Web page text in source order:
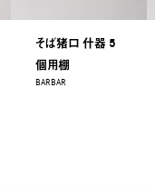
そば猪口 什器 5
個用棚
BARBAR